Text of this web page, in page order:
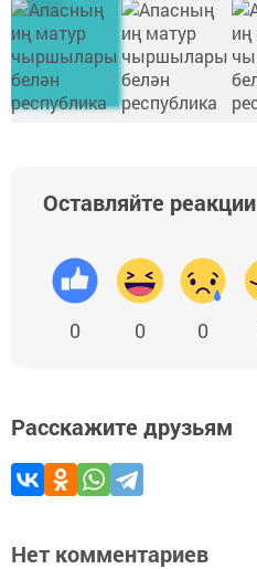
Оставляйте реакции
0 0 0
Расскажите друзьям
Нет комментариев